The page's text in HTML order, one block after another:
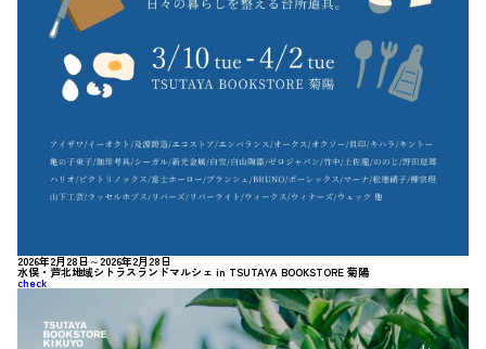
2026年2月28日～2026年2月28日
水俣・芦北地域シトラスランドマルシェ in TSUTAYA BOOKSTORE 菊陽
check